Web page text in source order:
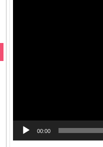
00:00